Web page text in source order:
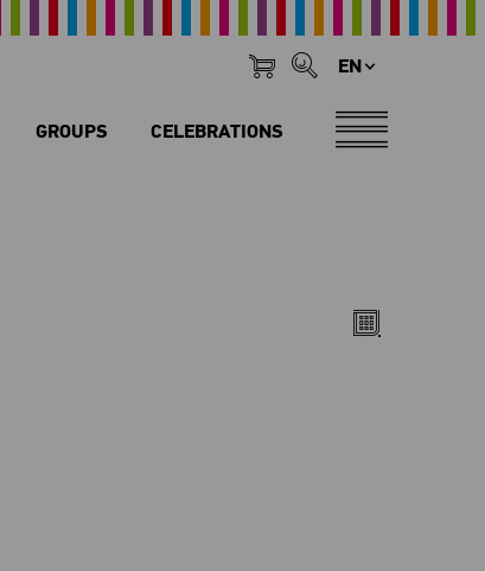
EN
GROUPS CELEBRATIONS